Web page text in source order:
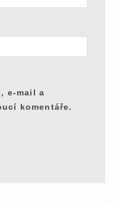
e-mail a
komentáře.